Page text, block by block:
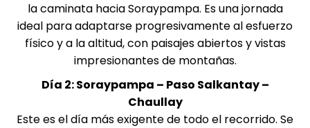
la caminata hacia Soraypampa. Es una jornada
ideal para adaptarse progresivamente al esfuerzo
físico y a la altitud, con paisajes abiertos y vistas
impresionantes de montañas.
Día 2: Soraypampa – Paso Salkantay –
Chaullay
Este es el día más exigente de todo el recorrido. Se